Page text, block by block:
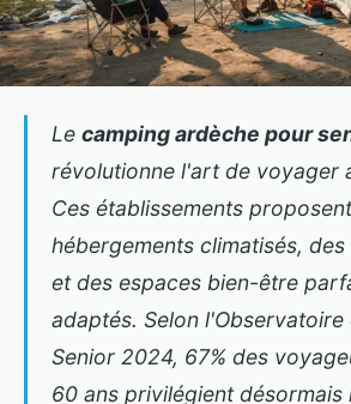
Le camping ardèche pour
révolutionne l'art de voyager
Ces établissements
hébergements climatisés,
et des espaces bien-être
adaptés. Selon l'Observatoire
Senior 2024, 67% des
60 ans privilégient désormais